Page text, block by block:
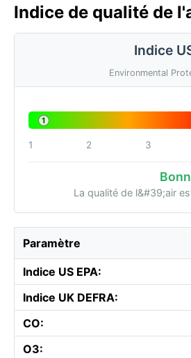
Indice de qualité de
Indice
Environmental
1
1 2 3
La qualité de l&#39;air
Paramètre
Indice US EPA:
Indice UK DEFRA:
CO:
O3: